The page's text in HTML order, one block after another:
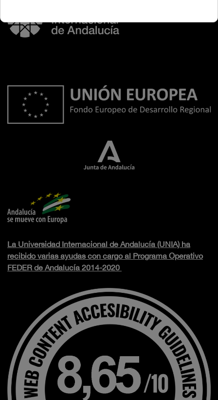
La Universidad Internacional de Andalucía (UNIA) ha
recibido varias ayudas con cargo al Programa Operativo
FEDER de Andalucía 2014-2020